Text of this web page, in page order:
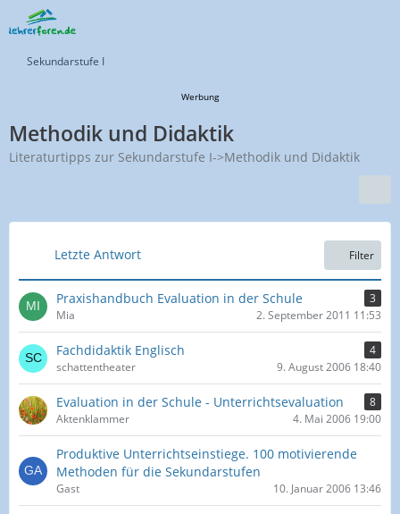
Sekundarstufe I
Werbung
Methodik und Didaktik
Literaturtipps zur Sekundarstufe I->Methodik und Didaktik
Letzte Antwort Filter
Praxishandbuch Evaluation in der Schule
3
Mia
2. September 2011 11:53
Fachdidaktik Englisch
4
schattentheater
9. August 2006 18:40
Evaluation in der Schule - Unterrichtsevaluation
8
Aktenklammer
4. Mai 2006 19:00
Produktive Unterrichtseinstiege. 100 motivierende
Methoden für die Sekundarstufen
Gast 10. Januar 2006 13:46